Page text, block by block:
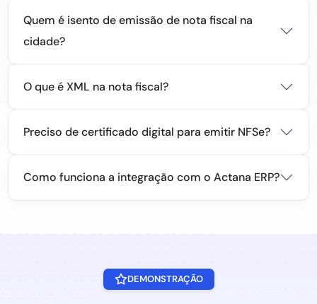
Quem é isento de emissão de nota fiscal na
cidade?
O que é XML na nota fiscal?
Preciso de certificado digital para emitir NFSe?
Como funciona a integração com o Actana ERP?
DEMONSTRAÇÃO